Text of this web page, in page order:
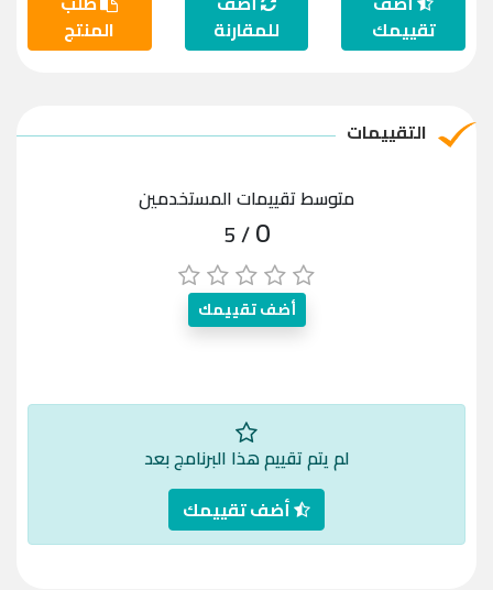
تقييمك
للمقارنة
المنتج
التقييمات
متوسط تقييمات المستخدمين
0
/ 5
أضف تقييمك
لم يتم تقييم هذا البرنامج بعد
أضف تقييمك